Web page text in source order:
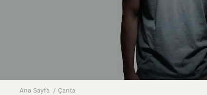
Ana Sayfa Çanta